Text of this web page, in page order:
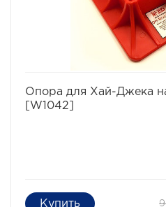
Опора для Хай-Джека
[W1042]